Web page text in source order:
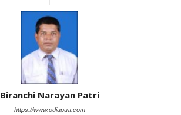
Biranchi Narayan Patri
https://www.odiapua.com